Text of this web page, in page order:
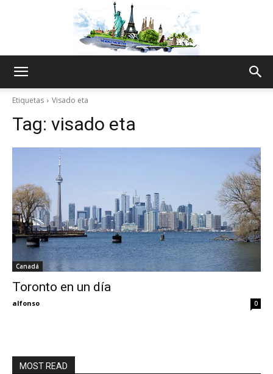
Thru
My
Etiquetas Visado eta
Tag: visado eta
Canadá
Toronto en un día
alfonso 0
MOST READ